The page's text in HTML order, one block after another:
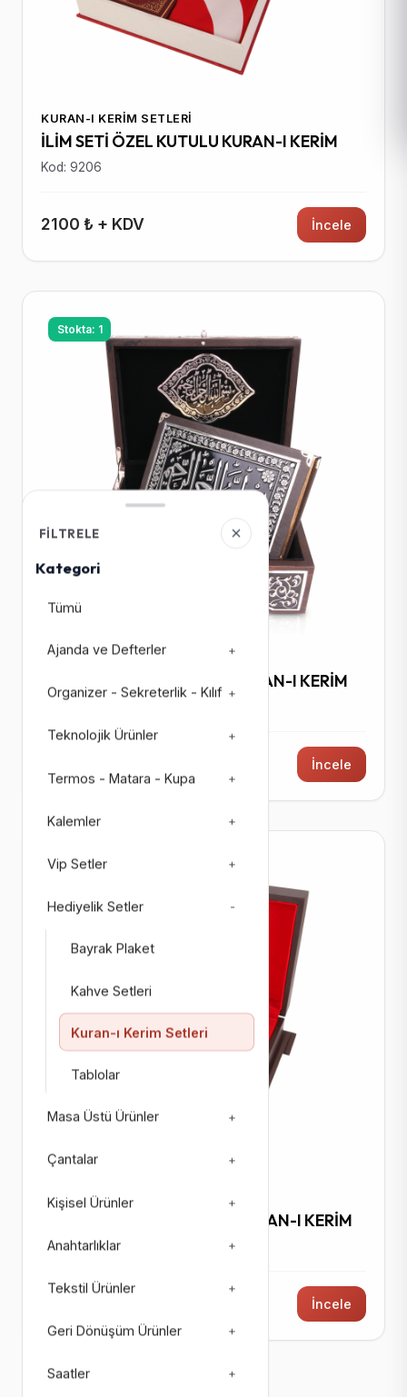
FILTRELE
Kategori
Tümü
Ajanda ve Defterler +
Organizer - Sekreterlik - Kılıf +
Teknolojik Ürünler +
Termos - Matara - Kupa +
Kalemler +
Vip Setler +
Hediyelik Setler -
Bayrak Plaket
Kahve Setleri
Kuran-ı Kerim Setleri
Tablolar
Masa Üstü Ürünler +
Çantalar +
Kişisel Ürünler +
Anahtarlıklar +
Tekstil Ürünler +
Geri Dönüşüm Ürünler +
Saatler +
KURAN-I KERIM SETLERI
İLİM SETİ ÖZEL KUTULU KURAN-I KERİM
Kod: 9206
2100 ₺ + KDV İncele
Stokta: 1
KURAN-I KERIM SETLERI
İRŞAD GÜMÜŞ KAPLAMA KURAN-I KERİM
İncele
Tükendi
KURAN-I KERIM SETLERI
İRFAN SETİ ÖZEL KUTULU KURAN-I KERİM
Kod: 9207
İncele